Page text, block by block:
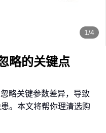
1/4
略的关键点
略关键参数差异，导致
。本文将帮你理清选购